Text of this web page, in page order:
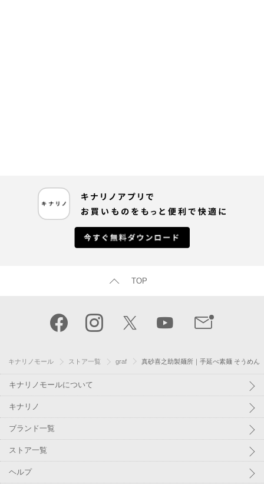
TOP
キナリノモール ストア一覧 graf 真砂喜之助製麺所｜手延べ素麺 そうめん
キナリノモールについて
キナリノ
ブランド一覧
ストア一覧
ヘルプ